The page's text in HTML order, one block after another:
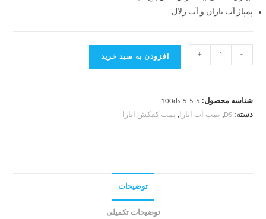
پمپاژ آب باران و آب زلال
-
+ افزودن به سبد خرید
شناسه محصول: 100ds-5-5-5
دسته:DS
, پمپ آب ابارا, پمپ کفکش ابارا
توضیحات
توضیحات تکمیلی